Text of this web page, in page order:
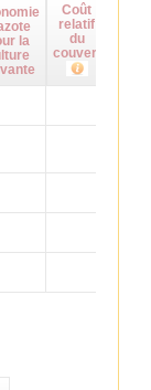
la
Coût
relatif
du
couvert